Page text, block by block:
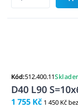
Kód:512.400.11
D40 L90
1 755 Kč 1 450 Kč